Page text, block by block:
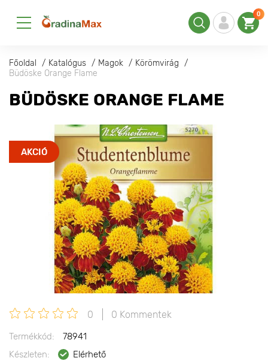
0
Főoldal Katalógus Magok
Körömvirág
Büdöske Orange Flame
BÜDÖSKE ORANGE FLAME
AKCIÓ
0 0 Kommentek
Termékkód:
78941
Készleten:
Elérhető